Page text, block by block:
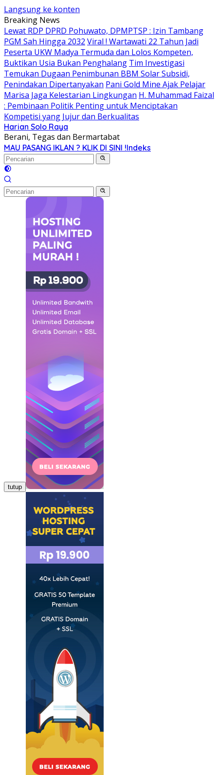
Langsung ke konten
Breaking News
Lewat RDP DPRD Pohuwato, DPMPTSP : Izin Tambang
PGM Sah Hingga 2032 Viral ! Wartawati 22 Tahun Jadi
Peserta UKW Madya Termuda dan Lolos Kompeten,
Buktikan Usia Bukan Penghalang Tim Investigasi
Temukan Dugaan Penimbunan BBM Solar Subsidi,
Penindakan Dipertanyakan Pani Gold Mine Ajak Pelajar
Marisa Jaga Kelestarian Lingkungan H. Muhammad Faizal
: Pembinaan Politik Penting untuk Menciptakan
Kompetisi yang Jujur dan Berkualitas
Harian Solo Raya
Berani, Tegas dan Bermartabat
MAU PASANG IKLAN ? KLIK DI SINI !Indeks
tutup